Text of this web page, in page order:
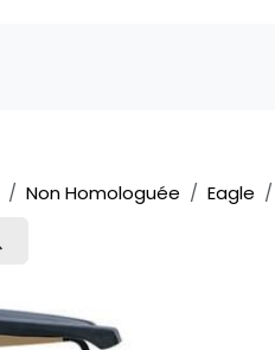
Non Homologuée Eagle